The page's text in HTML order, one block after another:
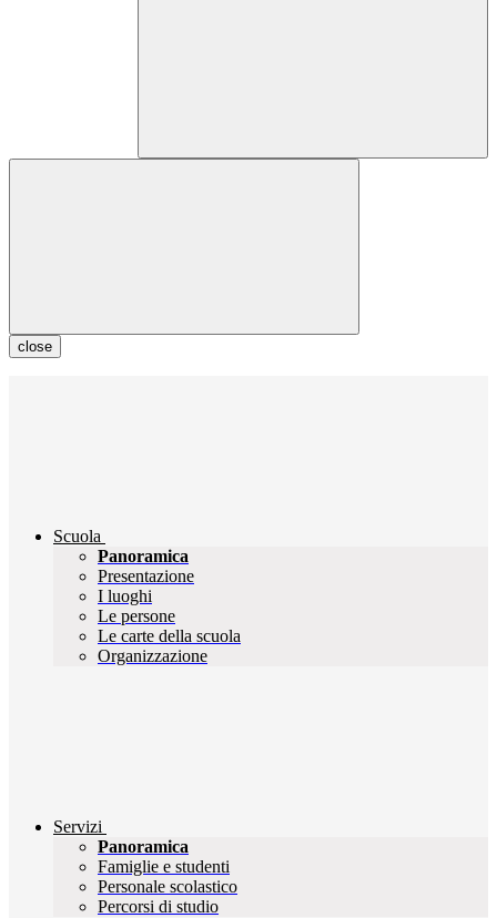
close
Scuola
Panoramica
Presentazione
I luoghi
Le persone
Le carte della scuola
Organizzazione
Servizi
Panoramica
Famiglie e studenti
Personale scolastico
Percorsi di studio